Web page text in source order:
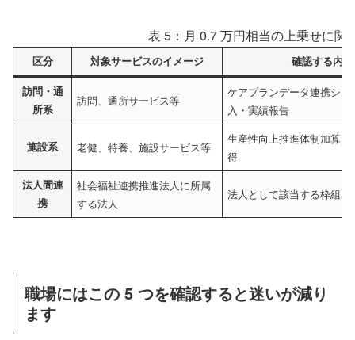
表 5：月 0.7 万円相当の上乗せに関
区分 対象サービスのイメージ 確認する内容
訪問・通
所系
訪問、通所サービス等
ケアプランデータ連携シス
入・実績報告
施設系 老健、特養、施設サービス等
生産性向上推進体制加算 I
得
法人間連
携
社会福祉連携推進法人に所属
する法人
法人として該当する枠組み
職場にはこの 5 つを確認すると迷いが減り
ます